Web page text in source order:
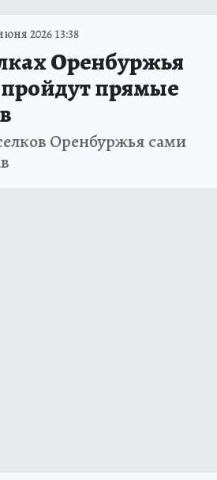
2026 13:38
Оренбуржья
пройдут прямые
Оренбуржья сами